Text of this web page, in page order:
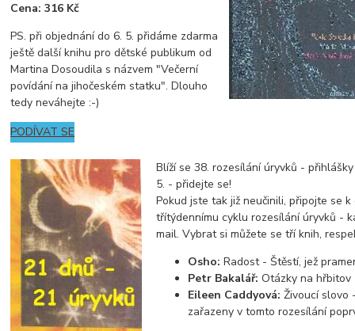
Cena: 316 Kč
PS. při objednání do 6. 5. přidáme zdarma
ještě další knihu pro dětské publikum od
Martina Dosoudila s názvem "Večerní
povídání na jihočeském statku". Dlouho
tedy neváhejte :-)
PODÍVAT SE
Blíží se 38. rozesílání úryvků -
5. - přidejte se!
Pokud jste tak již neučinili, připojte se k
třítýdennímu cyklu rozesílání úryvků -
mail. Vybrat si můžete se tří knih,
Osho: Radost - Štěstí, jež
Petr Bakalář: Otázky na hřbitov
Eileen Caddyová: Živoucí slovo
zařazeny v tomto rozesílání